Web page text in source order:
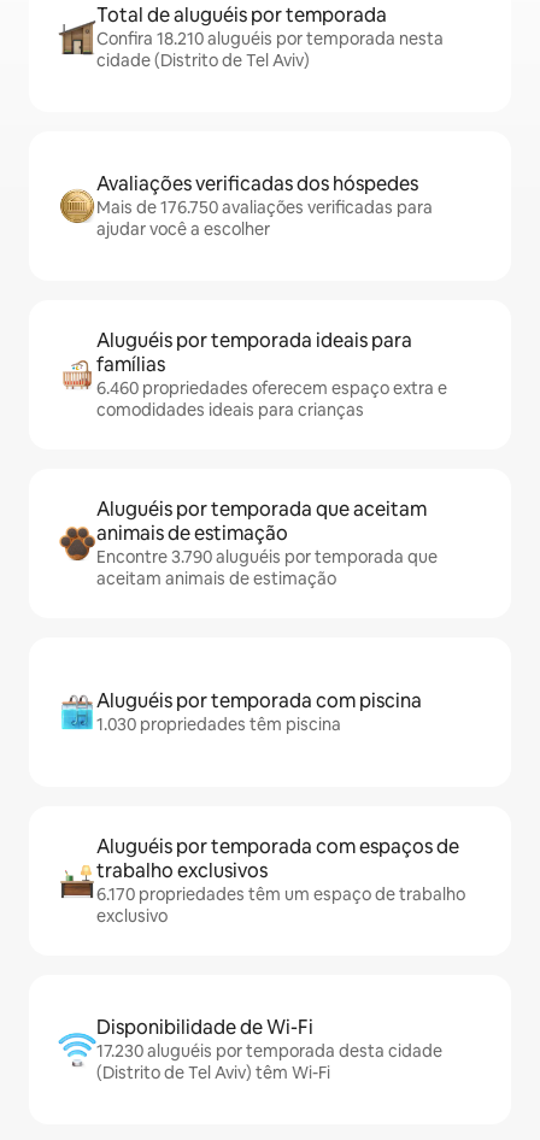
Total de aluguéis por temporada
Confira 18.210 aluguéis por temporada nesta
cidade (Distrito de Tel Aviv)
Avaliações verificadas dos hóspedes
Mais de 176.750 avaliações verificadas para
ajudar você a escolher
Aluguéis por temporada ideais para
famílias
6.460 propriedades oferecem espaço extra e
comodidades ideais para crianças
Aluguéis por temporada que aceitam
animais de estimação
Encontre 3.790 aluguéis por temporada que
aceitam animais de estimação
Aluguéis por temporada com piscina
1.030 propriedades têm piscina
Aluguéis por temporada com espaços de
trabalho exclusivos
6.170 propriedades têm um espaço de trabalho
exclusivo
Disponibilidade de Wi-Fi
17.230 aluguéis por temporada desta cidade
(Distrito de Tel Aviv) têm Wi-Fi